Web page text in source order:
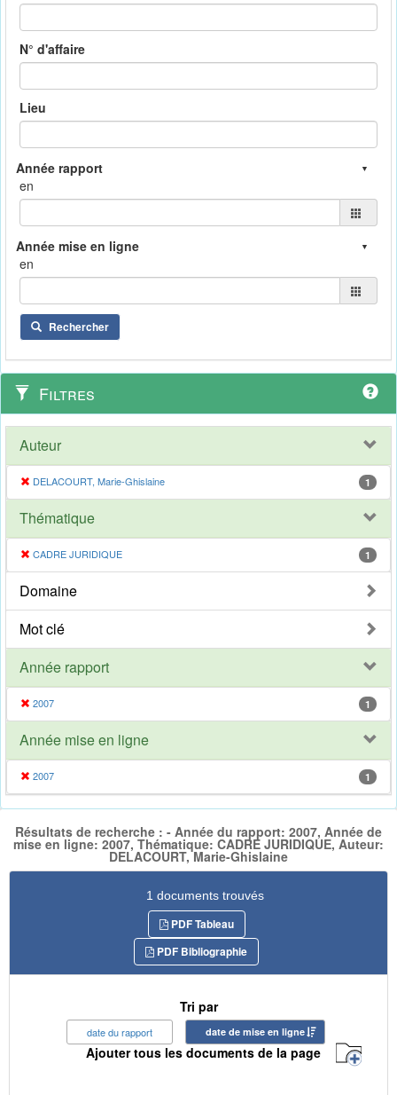
N° d'affaire
Lieu
en
en
Rechercher
Filtres
Auteur
DELACOURT, Marie-Ghislaine 1
Thématique
CADRE JURIDIQUE 1
Domaine
Mot clé
Année rapport
2007 1
Année mise en ligne
2007 1
Résultats de recherche : - Année du rapport: 2007, Année de
mise en ligne: 2007, Thématique: CADRE JURIDIQUE, Auteur:
DELACOURT, Marie-Ghislaine
1 documents trouvés
PDF Tableau
PDF Bibliographie
Tri par
date du rapport date de mise en ligne
Ajouter tous les documents de la page